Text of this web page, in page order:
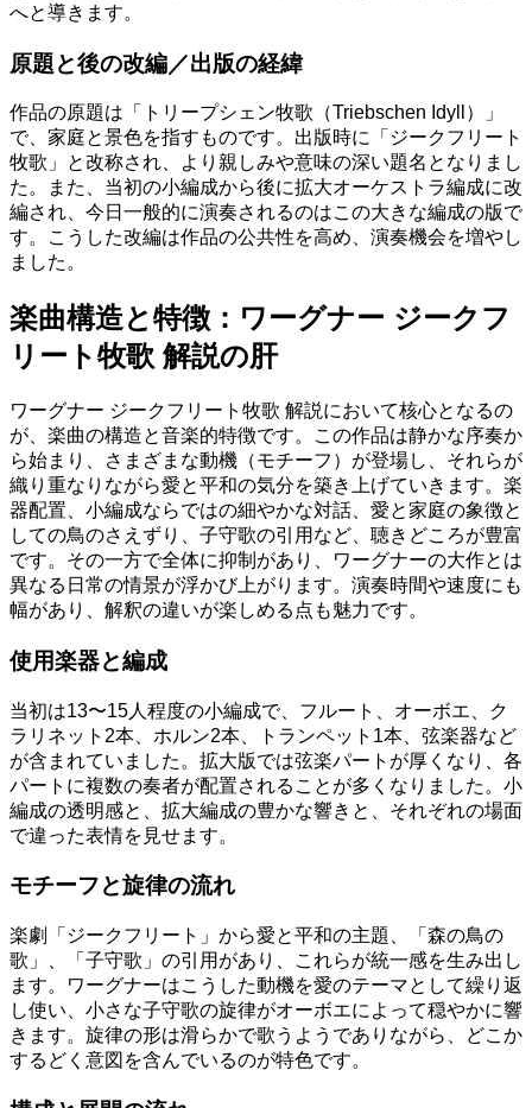
へと導きます。
原題と後の改編／出版の経緯
作品の原題は「トリープシェン牧歌（Triebschen Idyll）」
で、家庭と景色を指すものです。出版時に「ジークフリート
牧歌」と改称され、より親しみや意味の深い題名となりまし
た。また、当初の小編成から後に拡大オーケストラ編成に改
編され、今日一般的に演奏されるのはこの大きな編成の版で
す。こうした改編は作品の公共性を高め、演奏機会を増やし
ました。
楽曲構造と特徴：ワーグナー ジークフ
リート牧歌 解説の肝
ワーグナー ジークフリート牧歌 解説において核心となるの
が、楽曲の構造と音楽的特徴です。この作品は静かな序奏か
ら始まり、さまざまな動機（モチーフ）が登場し、それらが
織り重なりながら愛と平和の気分を築き上げていきます。楽
器配置、小編成ならではの細やかな対話、愛と家庭の象徴と
しての鳥のさえずり、子守歌の引用など、聴きどころが豊富
です。その一方で全体に抑制があり、ワーグナーの大作とは
異なる日常の情景が浮かび上がります。演奏時間や速度にも
幅があり、解釈の違いが楽しめる点も魅力です。
使用楽器と編成
当初は13〜15人程度の小編成で、フルート、オーボエ、ク
ラリネット2本、ホルン2本、トランペット1本、弦楽器など
が含まれていました。拡大版では弦楽パートが厚くなり、各
パートに複数の奏者が配置されることが多くなりました。小
編成の透明感と、拡大編成の豊かな響きと、それぞれの場面
で違った表情を見せます。
モチーフと旋律の流れ
楽劇「ジークフリート」から愛と平和の主題、「森の鳥の
歌」、「子守歌」の引用があり、これらが統一感を生み出し
ます。ワーグナーはこうした動機を愛のテーマとして繰り返
し使い、小さな子守歌の旋律がオーボエによって穏やかに響
きます。旋律の形は滑らかで歌うようでありながら、どこか
するどく意図を含んでいるのが特色です。